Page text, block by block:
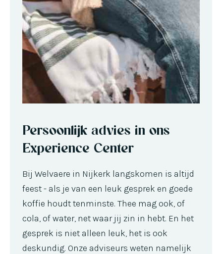
Persoonlijk advies in ons
Experience Center
Bij Welvaere in Nijkerk langskomen is altijd
feest - als je van een leuk gesprek en goede
koffie houdt tenminste. Thee mag ook, of
cola, of water, net waar jij zin in hebt. En het
gesprek is niet alleen leuk, het is ook
deskundig. Onze adviseurs weten namelijk